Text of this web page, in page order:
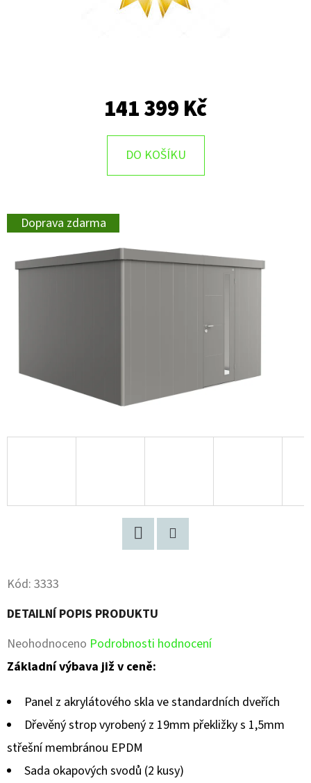
141 399 Kč
DO KOŠÍKU
Doprava zdarma
Kód: 3333
DETAILNÍ POPIS PRODUKTU
Průměrné
hodnocení
z
Neohodnoceno Podrobnosti hodnocení
Základní výbava již v ceně:
Panel z akrylátového skla ve standardních dveřích
Dřevěný strop vyrobený z 19mm překližky s 1,5mm
střešní membránou EPDM
Sada okapových svodů (2 kusy)